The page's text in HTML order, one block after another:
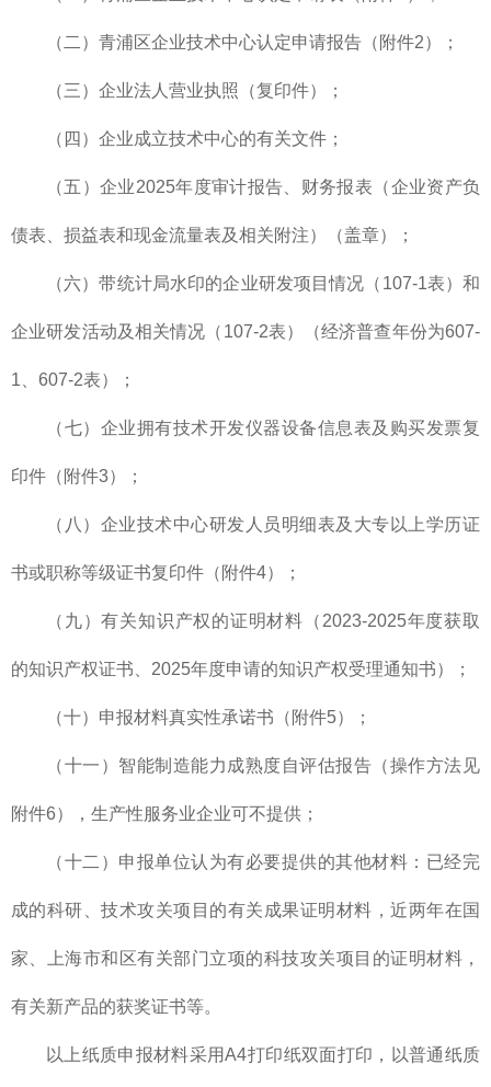
（二）青浦区企业技术中心认定申请报告（附件2）；
（三）企业法人营业执照（复印件）；
（四）企业成立技术中心的有关文件；
（五）企业2025年度审计报告、财务报表（企业资产负
债表、损益表和现金流量表及相关附注）（盖章）；
（六）带统计局水印的企业研发项目情况（107-1表）和
企业研发活动及相关情况（107-2表）（经济普查年份为607-
1、607-2表）；
（七）企业拥有技术开发仪器设备信息表及购买发票复
印件（附件3）；
（八）企业技术中心研发人员明细表及大专以上学历证
书或职称等级证书复印件（附件4）；
（九）有关知识产权的证明材料（2023-2025年度获取
的知识产权证书、2025年度申请的知识产权受理通知书）；
（十）申报材料真实性承诺书（附件5）；
（十一）智能制造能力成熟度自评估报告（操作方法见
附件6），生产性服务业企业可不提供；
（十二）申报单位认为有必要提供的其他材料：已经完
成的科研、技术攻关项目的有关成果证明材料，近两年在国
家、上海市和区有关部门立项的科技攻关项目的证明材料，
有关新产品的获奖证书等。
以上纸质申报材料采用A4打印纸双面打印，以普通纸质